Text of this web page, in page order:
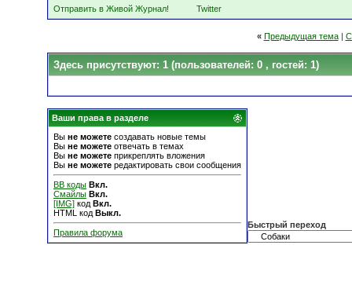
Отправить в Живой Журнал!
Twitter
« Предыдущая тема|
Здесь присутствуют: 1 (пользователей: 0 , гостей: 1)
Ваши права в разделе
Вы не можете создавать новые темы
Вы не можете отвечать в темах
Вы не можете прикреплять вложения
Вы не можете редактировать свои сообщения
BB коды Вкл.
Смайлы Вкл.
[IMG] код Вкл.
HTML код Выкл.
Правила форума
Быстрый переход